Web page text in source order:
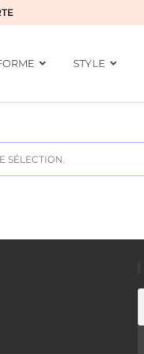
STYLE
SÉLECTION.